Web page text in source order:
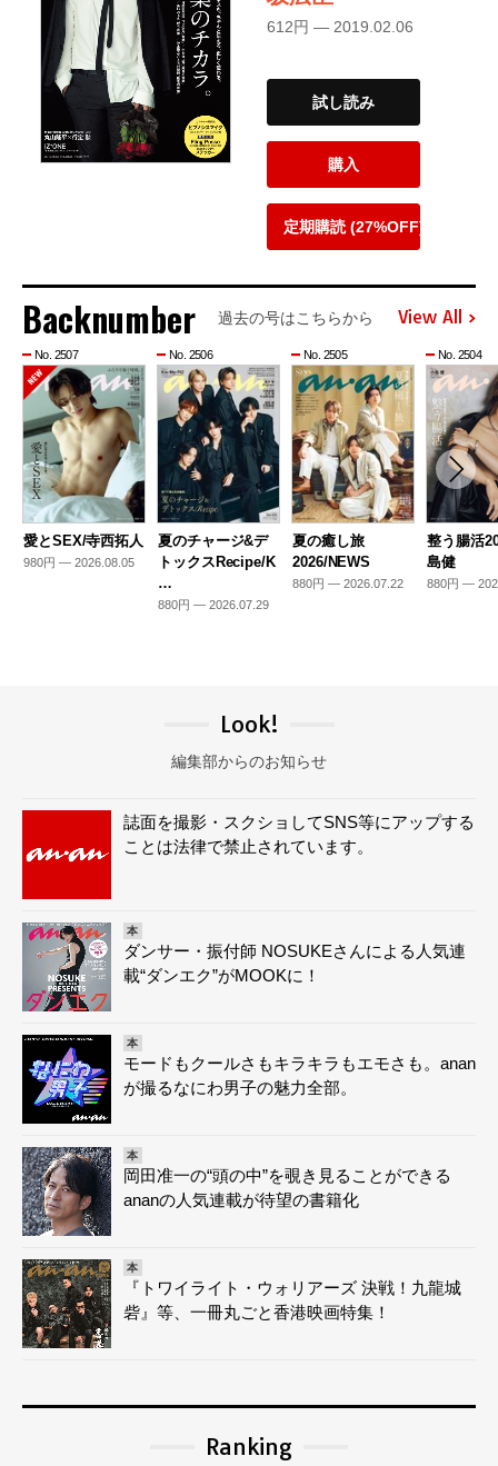
612円 — 2019.02.06
試し読み
購入
定期購読 (27%OFF)
Backnumber 過去の号はこちらから View All
No. 2507
愛とSEX/寺西拓人
980円 — 2026.08.05
No. 2506
夏のチャージ&デ
トックスRecipe/K
…
880円 — 2026.07.29
No. 2505
夏の癒し旅
2026/NEWS
880円 — 2026.07.22
No. 2504
整う腸活
島健
880円 —
Look!
編集部からのお知らせ
誌面を撮影・スクショしてSNS等にアップする
ことは法律で禁止されています。
本
ダンサー・振付師 NOSUKEさんによる人気連
載“ダンエク”がMOOKに！
本
モードもクールさもキラキラもエモさも。anan
が撮るなにわ男子の魅力全部。
本
岡田准一の“頭の中”を覗き見ることができる
ananの人気連載が待望の書籍化
本
『トワイライト・ウォリアーズ 決戦！九龍城
砦』等、一冊丸ごと香港映画特集！
Ranking